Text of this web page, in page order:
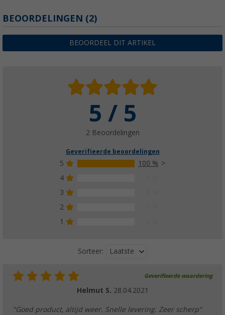
BEOORDELINGEN (2)
BEOORDEEL DIT ARTIKEL
5 / 5
2 Beoordelingen
Geverifieerde beoordelingen
5
100 %
4
3
2
1
Sorteer: Laatste
Geverifieerde waardering
Helmut S. 28.04.2021
"Goed product, altijd weer. Snelle levering. Zeer scherp"